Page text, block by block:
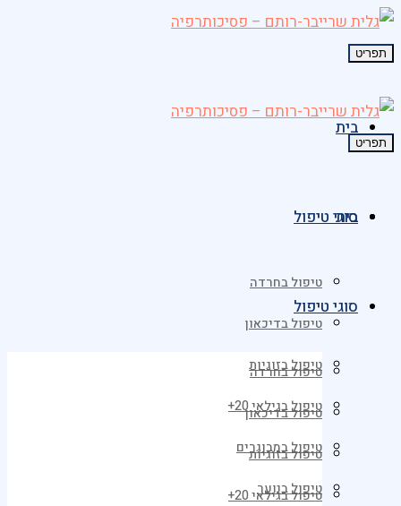
תפריט
בית
סוגי טיפול
טיפול בחרדה
טיפול בדיכאון
טיפול בזוגיות
טיפול בגילאי 20+
טיפול במבוגרים
טיפול בנוער
תפריט
בית
סוגי טיפול
טיפול בחרדה
טיפול בדיכאון
טיפול בזוגיות
טיפול בגילאי 20+